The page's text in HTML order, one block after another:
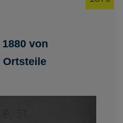
von
Ortsteile